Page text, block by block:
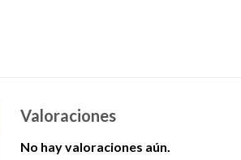
Valoraciones
No hay valoraciones aún.